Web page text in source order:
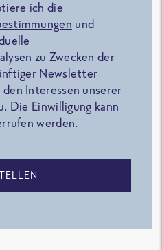
ich die
und
zu Zwecken der
Newsletter
Interessen unserer
Die Einwilligung kann
werden.